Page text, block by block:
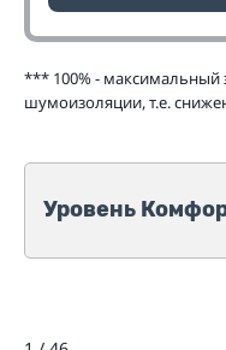
*** 100% - максимальный
шумоизоляции, т.е.
Уровень